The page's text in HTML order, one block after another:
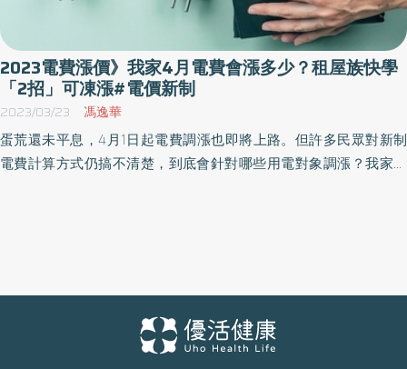
2023電費漲價》我家4月電費會漲多少？租屋族快學
「2招」可凍漲#電價新制
2023/03/23 馮逸華
蛋荒還未平息，4月1日起電費調漲也即將上路。但許多民眾對新制
電費計算方式仍搞不清楚，到底會針對哪些用電對象調漲？我家用